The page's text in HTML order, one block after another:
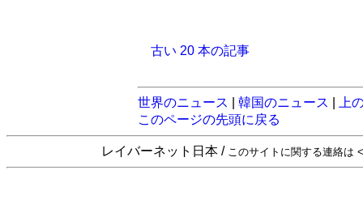
古い 20 本の記事
世界のニュース 韓国のニュース
上
このページの先頭に戻る
レイバーネット日本 / このサイトに関する連絡は